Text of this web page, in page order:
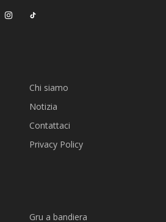
Chi siamo
Notizia
Contattaci
Privacy Policy
Gru a bandiera